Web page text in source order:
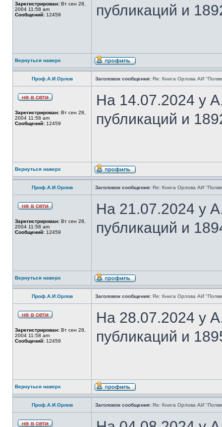
Зарегистрирован: Вт сен 28,
2004 11:58 am
Сообщений: 12459
публикаций и
Вернуться наверх
Проф.А.И.Орлов Заголовок сообщения: Re: Книга Орлова АИ
Зарегистрирован: Вт сен 28,
2004 11:58 am
Сообщений: 12459
На 14.07.2024 у
публикаций и
Вернуться наверх
Проф.А.И.Орлов Заголовок сообщения: Re: Книга Орлова АИ
Зарегистрирован: Вт сен 28,
2004 11:58 am
Сообщений: 12459
На 21.07.2024 у
публикаций и
Вернуться наверх
Проф.А.И.Орлов Заголовок сообщения: Re: Книга Орлова АИ
Зарегистрирован: Вт сен 28,
2004 11:58 am
Сообщений: 12459
На 28.07.2024 у
публикаций и
Вернуться наверх
Проф.А.И.Орлов Заголовок сообщения: Re: Книга Орлова АИ